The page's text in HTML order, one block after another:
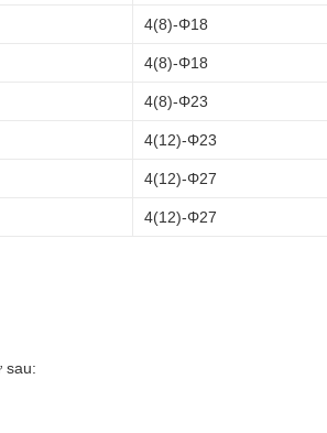
4(8)-Φ18
4(8)-Φ18
4(8)-Φ23
4(12)-Φ23
4(12)-Φ27
4(12)-Φ27
sau: